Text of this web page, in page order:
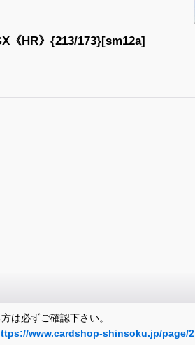
《HR》{213/173}[sm12a]
は必ずご確認下さい。
www.cardshop-shinsoku.jp/page/2